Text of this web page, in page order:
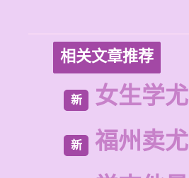
相关文章推荐
新 女生学
新
福州卖